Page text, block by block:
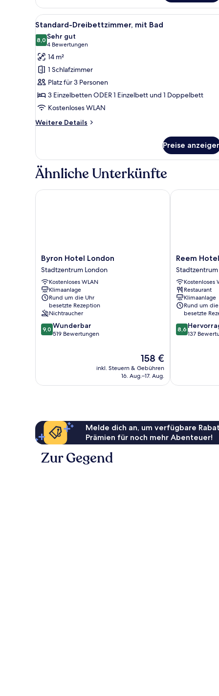
Einzelzimmer,
mit
Bad
Alle
Fotos
für
Standard-
Dreibettzimmer,
mit
Bad
anzeigen
Ein Hotelzimmer mit Bett,
19
Standard-Dreibettzimmer, mit Bad
8,08,0 von 10
Sehr gut
4 Bewertungen
(4
Bewertungen)
14 m²
1 Schlafzimmer
Platz für 3 Personen
3 Einzelbetten ODER 1 Einzelbett und 1 Doppelbett
Kostenloses WLAN
Weitere Details
Weitere
Dreibettzimmer,
mit
Bad
Preise
Ähnliche Unterkünfte
Byron
Hotel
London
Stadtzentrum
London
Byron Hotel London
Stadtzentrum London
Kostenloses WLAN
Klimaanlage
Rund um die Uhr
besetzte Rezeption
Nichtraucher
9.0
von
9,0 Wunderbar
519 Bewertungen
Der
Preis
beträgt
158 €
inkl. Steuern & Gebühren
16. Aug.–17. Aug.
Byron Hotel London
Reem
Hotel
Stadtzentrum
London
Reem Hotel
Kostenloses
Restaurant
Klimaanlage
Rund um
besetzte
8.6
von
8,6
137
Reem Hotel
Melde dich an, um verfügbare
Prämien für noch mehr Abenteuer!
Zur Gegend